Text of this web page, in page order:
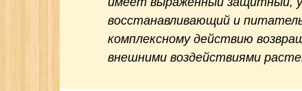
восстанавливающий и
комплексному действию
внешними воздействиями